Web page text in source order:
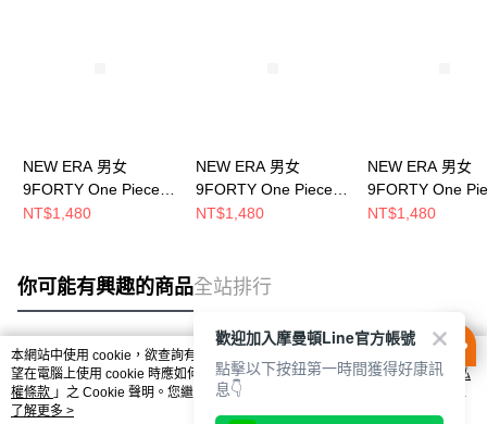
NEW ERA 男女
9FORTY One Piece
航海王 香吉士 黑
NT$1,480
NEW ERA 男女
9FORTY One Piece
航海王 娜美 石灰
NT$1,480
NEW ERA 男女
9FORTY One
航海王 巴其 海軍
NT$1,480
你可能有興趣的商品全站排行
熱門標籤
本網站中使用 cookie，欲查詢有關本網站使用 cookie 方式之詳情，及若您不希
望在電腦上使用 cookie 時應如何變更電腦的 cookie 設定，請參閱本網站「
隱私
權條款 」之 Cookie 聲明。您繼續使用本網站即表示您同意本公司得按本網站使
用條款之 Cookie 聲明使用 cookie。
了解更多 >
歡迎加入摩曼頓Line官方帳號
點擊以下按鈕第一時間獲得好康訊
息👇